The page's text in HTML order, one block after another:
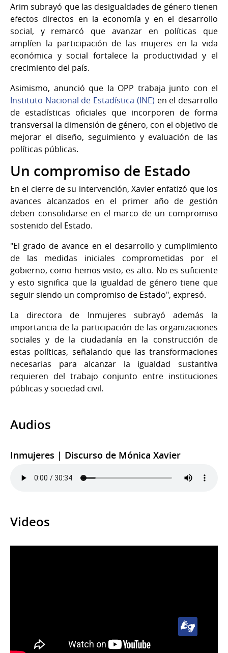
Arim subrayó que las desigualdades de género tienen
efectos directos en la economía y en el desarrollo
social, y remarcó que avanzar en políticas que
amplíen la participación de las mujeres en la vida
económica y social fortalece la productividad y el
crecimiento del país.
Asimismo, anunció que la OPP trabaja junto con el
Instituto Nacional de Estadística (INE) en el desarrollo
de estadísticas oficiales que incorporen de forma
transversal la dimensión de género, con el objetivo de
mejorar el diseño, seguimiento y evaluación de las
políticas públicas.
Un compromiso de Estado
En el cierre de su intervención, Xavier enfatizó que los
avances alcanzados en el primer año de gestión
deben consolidarse en el marco de un compromiso
sostenido del Estado.
"El grado de avance en el desarrollo y cumplimiento
de las medidas iniciales comprometidas por el
gobierno, como hemos visto, es alto. No es suficiente
y esto significa que la igualdad de género tiene que
seguir siendo un compromiso de Estado", expresó.
La directora de Inmujeres subrayó además la
importancia de la participación de las organizaciones
sociales y de la ciudadanía en la construcción de
estas políticas, señalando que las transformaciones
necesarias para alcanzar la igualdad sustantiva
requieren del trabajo conjunto entre instituciones
públicas y sociedad civil.
Audios
Inmujeres | Discurso de Mónica Xavier
Videos
Lengua
de